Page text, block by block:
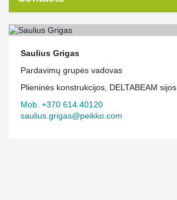
Saulius Grigas
Pardavimų grupės vadovas
Plieninės konstrukcijos, DELTABEAM sijos
Mob. +370 614 40120
saulius.grigas@peikko.com